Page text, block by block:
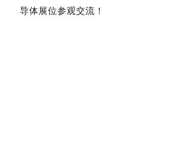
导体展位参观交流！